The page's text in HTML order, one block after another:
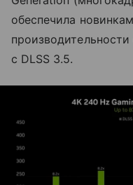
обеспечила
с DLSS 3.5.